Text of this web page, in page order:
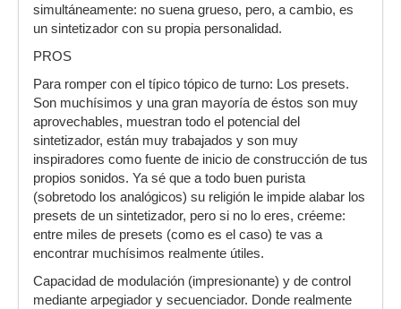
simultáneamente: no suena grueso, pero, a cambio, es
un sintetizador con su propia personalidad.
PROS
Para romper con el típico tópico de turno: Los presets.
Son muchísimos y una gran mayoría de éstos son muy
aprovechables, muestran todo el potencial del
sintetizador, están muy trabajados y son muy
inspiradores como fuente de inicio de construcción de tus
propios sonidos. Ya sé que a todo buen purista
(sobretodo los analógicos) su religión le impide alabar los
presets de un sintetizador, pero si no lo eres, créeme:
entre miles de presets (como es el caso) te vas a
encontrar muchísimos realmente útiles.
Capacidad de modulación (impresionante) y de control
mediante arpegiador y secuenciador. Donde realmente